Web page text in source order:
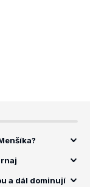
a dál dominují